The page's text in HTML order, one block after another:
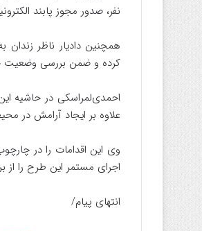
نفر، صدور مجوز پابند الکترونیکی برای ۸ نفر، اعطای رأی باز به ۱۴ نفر، آزادی مشروط برای ۲
کرده و ضمن بررسی وضعیت
احمدی‌لمراسکی در حاشیه
علاوه بر ایجاد آرامش در
وی این اقدامات را در
اجرای مستمر این طرح را از
انتهای پیام/